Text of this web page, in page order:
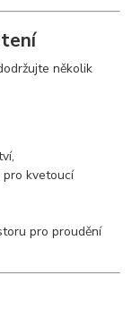
několik
kvetoucí
pro proudění